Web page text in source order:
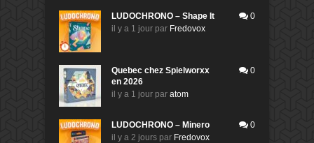
LUDOCHRONO – Shape It
il y a 1 jour par Fredovox
0
Quebec chez Spielworxx
en 2026
il y a 1 jour par atom
0
LUDOCHRONO – Minero
il y a 2 jours par Fredovox
0